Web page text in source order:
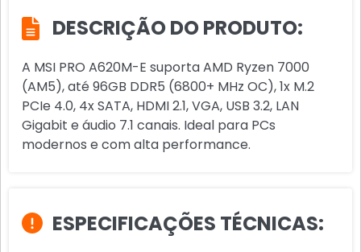
DESCRIÇÃO DO PRODUTO:
A MSI PRO A620M-E suporta AMD Ryzen 7000
(AM5), até 96GB DDR5 (6800+ MHz OC), 1x M.2
PCIe 4.0, 4x SATA, HDMI 2.1, VGA, USB 3.2, LAN
Gigabit e áudio 7.1 canais. Ideal para PCs
modernos e com alta performance.
ESPECIFICAÇÕES TÉCNICAS: